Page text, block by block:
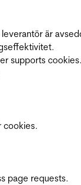
är
supports
cookies.
page requests.